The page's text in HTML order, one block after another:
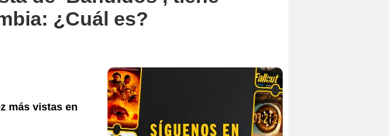
¿Cuál es?
más vistas en